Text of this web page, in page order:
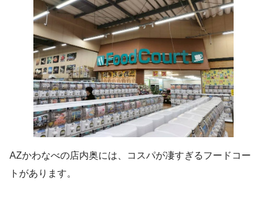
AZかわなべの店内奥には、コスパが凄すぎるフードコー
トがあります。